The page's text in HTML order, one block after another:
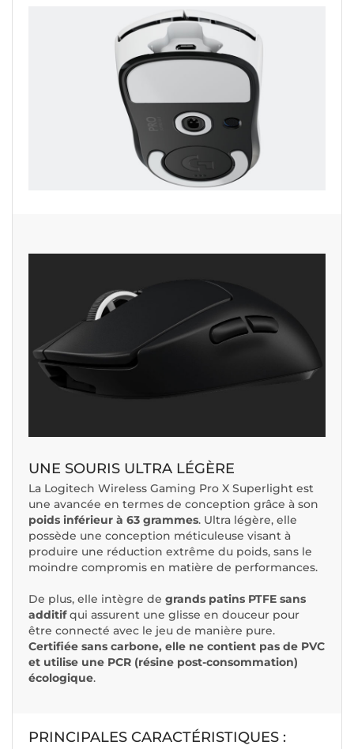
UNE SOURIS ULTRA LÉGÈRE
La Logitech Wireless Gaming Pro X Superlight est
une avancée en termes de conception grâce à son
poids inférieur à 63 grammes. Ultra légère, elle
possède une conception méticuleuse visant à
produire une réduction extrême du poids, sans le
moindre compromis en matière de performances.
De plus, elle intègre de grands patins PTFE sans
additifqui assurent une glisse en douceur pour
être connecté avec le jeu de manière pure.
Certifiée sans carbone, elle ne contient pas de PVC
et utilise une PCR (résine post-consommation)
écologique.
PRINCIPALES CARACTÉRISTIQUES :